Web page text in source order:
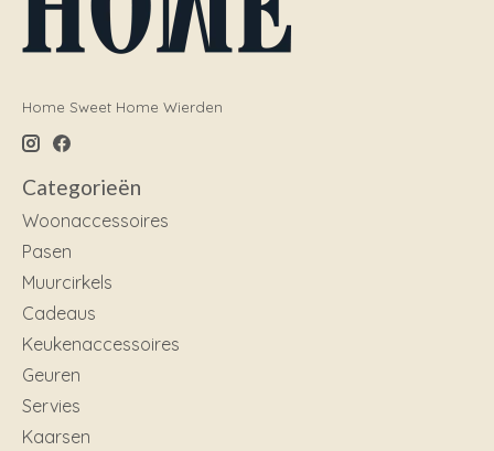
Home Sweet Home Wierden
Categorieën
Woonaccessoires
Pasen
Muurcirkels
Cadeaus
Keukenaccessoires
Geuren
Servies
Kaarsen